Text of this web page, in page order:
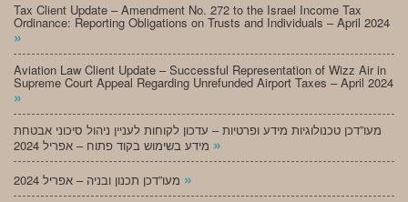
Tax Client Update – Amendment No. 272 to the Israel Income Tax
Ordinance: Reporting Obligations on Trusts and Individuals – April 2024
»
Aviation Law Client Update – Successful Representation of Wizz Air in
Supreme Court Appeal Regarding Unrefunded Airport Taxes – April 2024
»
מעו”דכן טכנולוגיות מידע ופרטיות – עדכון לקוחות לעניין ניהול סיכוני אבטחת
»
»